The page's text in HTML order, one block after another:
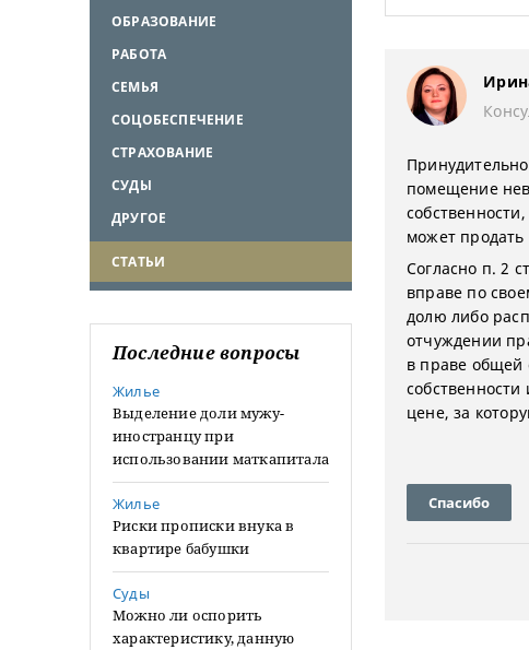
ОБРАЗОВАНИЕ
РАБОТА
СЕМЬЯ
СОЦОБЕСПЕЧЕНИЕ
СТРАХОВАНИЕ
СУДЫ
ДРУГОЕ
СТАТЬИ
Последние вопросы
Жилье
Выделение доли мужу-
иностранцу при
использовании маткапитала
Жилье
Риски прописки внука в
квартире бабушки
Суды
Можно ли оспорить
характеристику, данную
помещение
может продать
Согласно п. 2
вправе по
долю либо
отчуждении
в праве общей
цене, за
Спасибо